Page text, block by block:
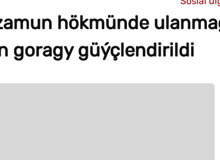
hökmünde
goragy güýçlendirildi